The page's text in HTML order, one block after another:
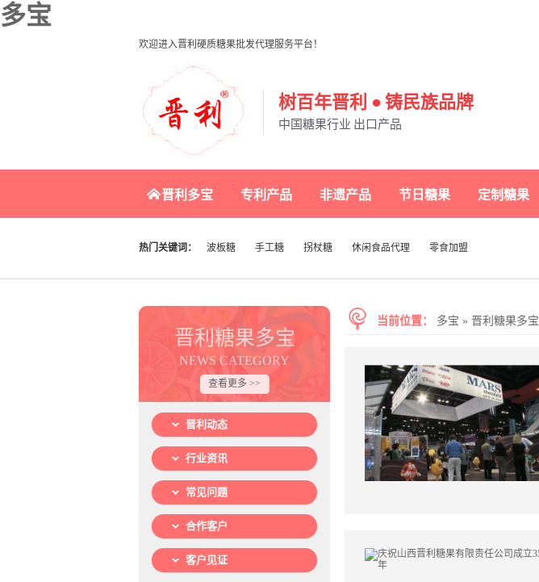
多宝
欢迎进入晋利硬质糖果批发代理服务平台！
树百年晋利 ● 铸民族品牌
中国糖果行业 出口产品
晋利多宝 专利产品 非遗产品 节日糖果 定制糖果
热门关键词： 波板糖 手工糖 拐杖糖 休闲食品代理 零食加盟
当前位置： 多宝 » 晋利糖果多宝
晋利糖果多宝
NEWS CATEGORY
查看更多 >>
晋利动态
行业资讯
常见问题
合作客户
客户见证